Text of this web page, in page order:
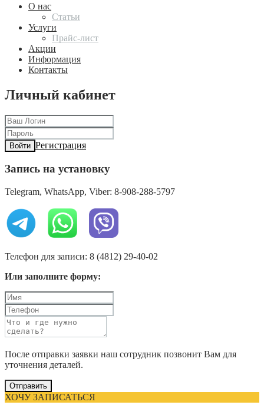
О нас
Статьи
Услуги
Прайс-лист
Акции
Информация
Контакты
Личный кабинет
Войти Регистрация
Запись на установку
Telegram, WhatsApp, Viber: 8-908-288-5797
Телефон для записи: 8 (4812) 29-40-02
Или заполните форму:
После отправки заявки наш сотрудник позвонит Вам для
уточнения деталей.
Отправить
ХОЧУ ЗАПИСАТЬСЯ